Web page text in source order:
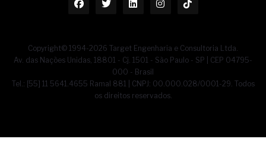
Copyright© 1994-2026 Target Engenharia e Consultoria Ltda.
Av. das Nações Unidas, 18801 - Cj. 1501 - São Paulo - SP | CEP 04795-
000 - Brasil
Tel.: [55] 11 5641.4655 Ramal 881 | CNPJ: 00.000.028/0001-29. Todos
os direitos reservados.